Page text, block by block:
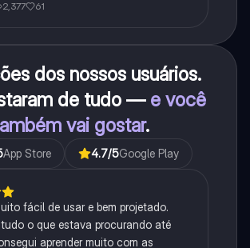
2,377 61
dos nossos usuários.
de tudo — e você
vai gostar.
App Store 4.7/5Google Play
fácil de usar e bem projetado.
o que estava procurando até
aprender muito com as